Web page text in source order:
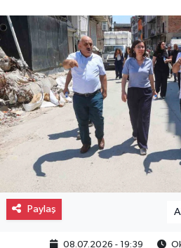
Paylaş A
08.07.2026 - 19:39
Magazin
Gayrimenkul
Spor
Eğitim